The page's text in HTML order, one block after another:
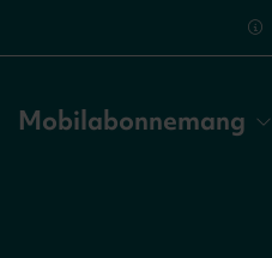
Mobilabonnemang